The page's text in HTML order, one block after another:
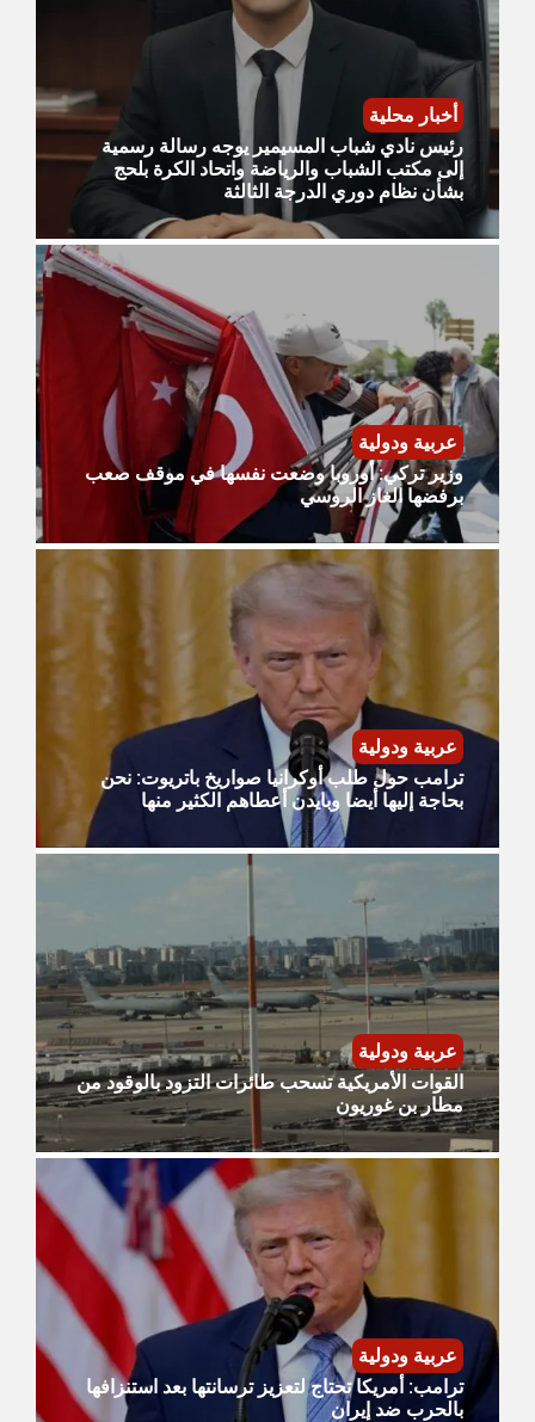
أخبار محلية
رئيس نادي شباب المسيمير يوجه رسالة رسمية
إلى مكتب الشباب والرياضة واتحاد الكرة بلحج
بشأن نظام دوري الدرجة الثالثة
عربية ودولية
وزير تركي: أوروبا وضعت نفسها في موقف صعب
برفضها الغاز الروسي
عربية ودولية
ترامب حول طلب أوكرانيا صواريخ باتريوت: نحن
بحاجة إليها أيضا وبايدن أعطاهم الكثير منها
عربية ودولية
القوات الأمريكية تسحب طائرات التزود بالوقود من
مطار بن غوريون
عربية ودولية
ترامب: أمريكا تحتاج لتعزيز ترسانتها بعد استنزافها
بالحرب ضد إيران